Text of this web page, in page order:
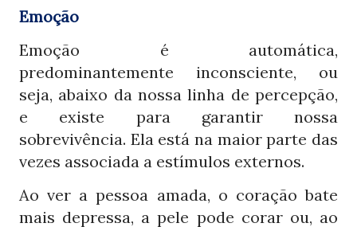
Emoção
Emoção é automática,
predominantemente inconsciente, ou
seja, abaixo da nossa linha de percepção,
e existe para garantir nossa
sobrevivência. Ela está na maior parte das
vezes associada a estímulos externos.
Ao ver a pessoa amada, o coração bate
mais depressa, a pele pode corar ou, ao